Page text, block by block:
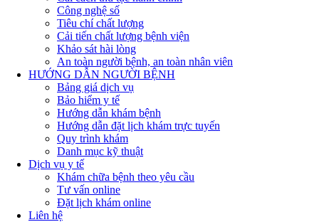
Công nghệ số
Tiêu chí chất lượng
Cải tiến chất lượng bệnh viện
Khảo sát hài lòng
An toàn người bệnh, an toàn nhân viên
HƯỚNG DẪN NGƯỜI BỆNH
Bảng giá dịch vụ
Bảo hiểm y tế
Hướng dẫn khám bệnh
Hướng dẫn đặt lịch khám trực tuyến
Quy trình khám
Danh mục kỹ thuật
Dịch vụ y tế
Khám chữa bệnh theo yêu cầu
Tư vấn online
Đặt lịch khám online
Liên hệ